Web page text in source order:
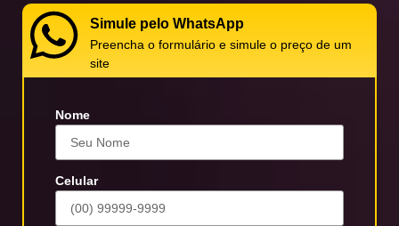
Simule pelo WhatsApp
Preencha o formulário e simule o preço de um
site
Nome
Celular